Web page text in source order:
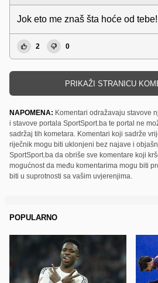
Jok eto me znaš šta hoće od
2 0
PRIKAŽI STRANICU
NAPOMENA: Komentari odražavaju stavove
i stavove portala SportSport.ba te portal ne
sadržaj tih kometara. Komentari koji sadrže
riječnik mogu biti uklonjeni bez najave i
SportSport.ba da obriše sve komentare koji
mogućnost da među komentarima mogu biti
biti u suprotnosti sa vašim uvjerenjima.
POPULARNO